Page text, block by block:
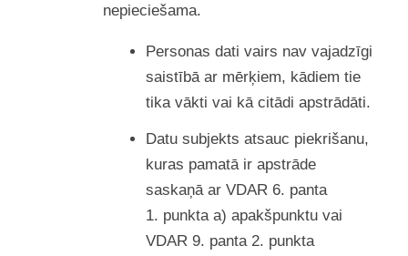
nepieciešama.
Personas dati vairs nav vajadzīgi
saistībā ar mērķiem, kādiem tie
tika vākti vai kā citādi apstrādāti.
Datu subjekts atsauc piekrišanu,
kuras pamatā ir apstrāde
saskaņā ar VDAR 6. panta
1. punkta a) apakšpunktu vai
VDAR 9. panta 2. punkta